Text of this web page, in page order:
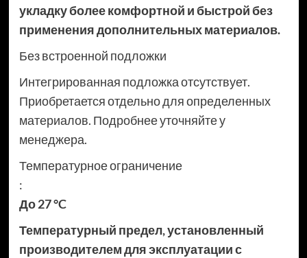
укладку более комфортной и быстрой без
применения дополнительных материалов.
Без встроенной подложки
Интегрированная подложка отсутствует.
Приобретается отдельно для определенных
материалов. Подробнее уточняйте у
менеджера.
Температурное ограничение
:
До 27 °C
Температурный предел, установленный
производителем для эксплуатации с